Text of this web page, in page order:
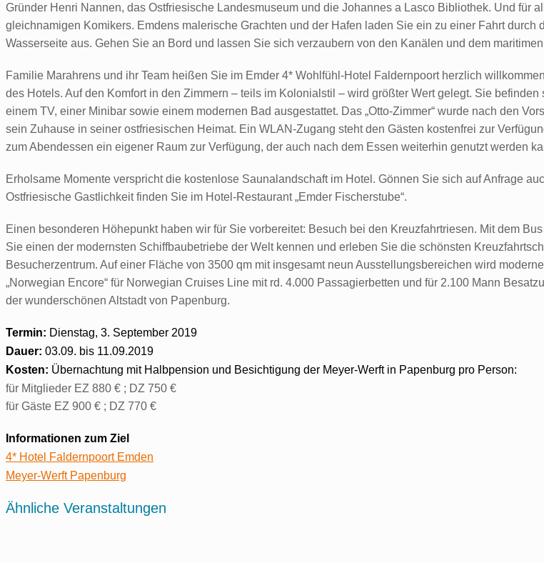
Gründer Henri Nannen, das Ostfriesische Landesmuseum und die Johannes a Lasco Bibliothek. Und für
gleichnamigen Komikers. Emdens malerische Grachten und der Hafen laden Sie ein zu einer Fahrt durch
Wasserseite aus. Gehen Sie an Bord und lassen Sie sich verzaubern von den Kanälen und dem
Familie Marahrens und ihr Team heißen Sie im Emder 4* Wohlfühl-Hotel Faldernpoort herzlich
des Hotels. Auf den Komfort in den Zimmern – teils im Kolonialstil – wird größter Wert gelegt. Sie
einem TV, einer Minibar sowie einem modernen Bad ausgestattet. Das „Otto-Zimmer“ wurde nach den
sein Zuhause in seiner ostfriesischen Heimat. Ein WLAN-Zugang steht den Gästen kostenfrei zur
zum Abendessen ein eigener Raum zur Verfügung, der auch nach dem Essen weiterhin genutzt werden
Erholsame Momente verspricht die kostenlose Saunalandschaft im Hotel. Gönnen Sie sich auf Anfrage
Ostfriesische Gastlichkeit finden Sie im Hotel-Restaurant „Emder Fischerstube“.
Einen besonderen Höhepunkt haben wir für Sie vorbereitet: Besuch bei den Kreuzfahrtriesen. Mit dem
Sie einen der modernsten Schiffbaubetriebe der Welt kennen und erleben Sie die schönsten
Besucherzentrum. Auf einer Fläche von 3500 qm mit insgesamt neun Ausstellungsbereichen wird
„Norwegian Encore“ für Norwegian Cruises Line mit rd. 4.000 Passagierbetten und für 2.100 Mann
der wunderschönen Altstadt von Papenburg.
Termin: Dienstag, 3. September 2019
Dauer: 03.09. bis 11.09.2019
Kosten: Übernachtung mit Halbpension und Besichtigung der Meyer-Werft in Papenburg pro Person:
für Mitglieder EZ 880 € ; DZ 750 €
für Gäste EZ 900 € ; DZ 770 €
Informationen zum Ziel
4* Hotel Faldernpoort Emden
Meyer-Werft Papenburg
Ähnliche Veranstaltungen